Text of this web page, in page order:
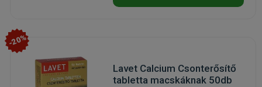
-20%
Lavet Calcium Csonterősítő
tabletta macskáknak 50db